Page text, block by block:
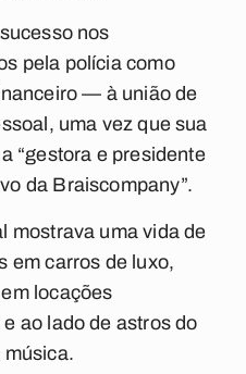
nos
pela polícia como
— à união de
uma vez que sua
“gestora e presidente
da Braiscompany”.
mostrava uma vida de
em carros de luxo,
locações
ao lado de astros do
música.